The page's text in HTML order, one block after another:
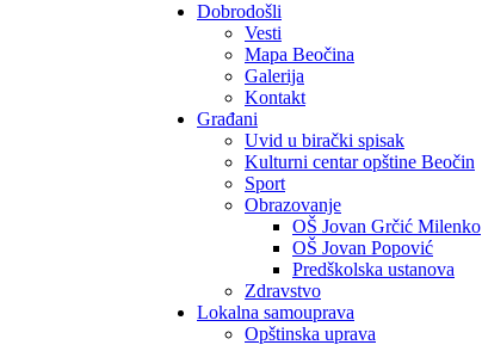
Dobrodošli
Vesti
Mapa Beočina
Galerija
Kontakt
Građani
Uvid u birački spisak
Kulturni centar opštine Beočin
Sport
Obrazovanje
OŠ Jovan Grčić Milenko
OŠ Jovan Popović
Predškolska ustanova
Zdravstvo
Lokalna samouprava
Opštinska uprava